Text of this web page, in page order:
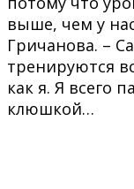
выше, чем у
Гричанова. –
тренируются
как я. Я всего
клюшкой…